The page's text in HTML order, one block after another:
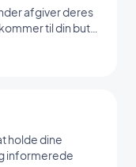
afgiver deres
til din butik
holde dine
informerede